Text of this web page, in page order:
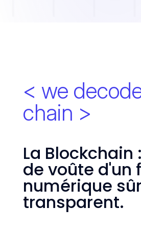
< we
chain >
La Blockchain
de voûte d'un
numérique
transparent.